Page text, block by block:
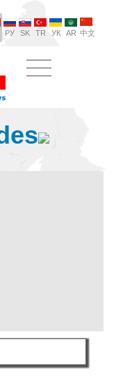
РУ SK TR УК AR 中文